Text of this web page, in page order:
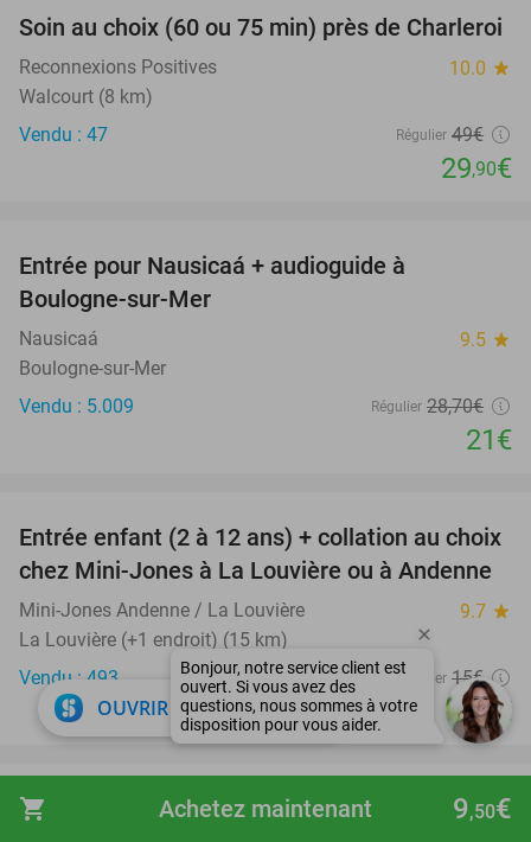
shopping_cart 9,50€
Achetez maintenant
39%
Soin au choix (60 ou 75 min) près de Charleroi
Reconnexions Positives 10.0 star
Walcourt (8 km)
Vendu : 47
Régulier 49€
29,90€
Entrée pour Nausicaá + audioguide à
Boulogne-sur-Mer
Nausicaá 9.5 star
Boulogne-sur-Mer
Vendu : 5.009
Régulier 28,70€
21€
47%
Entrée enfant (2 à 12 ans) + collation au choix
chez Mini-Jones à La Louvière ou à Andenne
Mini-Jones Andenne / La Louvière 9.7 star
La Louvière (+1 endroit) (15 km)
Vendu : 493
Régulier 15€
7,90€
38%
favorite_border
Ticket pour un film au choix dans un cinéma
OUVRIR DANS L'APPLI close